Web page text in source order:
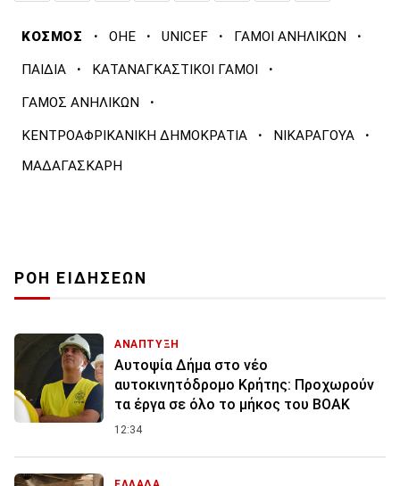
ΚΟΣΜΟΣ · ΟΗΕ · UNICEF · ΓΑΜΟΙ ΑΝΗΛΙΚΩΝ ·
ΠΑΙΔΙΑ · ΚΑΤΑΝΑΓΚΑΣΤΙΚΟΙ ΓΑΜΟΙ ·
ΓΑΜΟΣ ΑΝΗΛΙΚΩΝ ·
ΚΕΝΤΡΟΑΦΡΙΚΑΝΙΚΗ ΔΗΜΟΚΡΑΤΙΑ · ΝΙΚΑΡΑΓΟΥΑ ·
ΜΑΔΑΓΑΣΚΑΡΗ
ΡΟΗ ΕΙΔΗΣΕΩΝ
ΑΝΑΠΤΥΞΗ
Αυτοψία Δήμα στο νέο
αυτοκινητόδρομο Κρήτης: Προχωρούν
τα έργα σε όλο το μήκος του ΒΟΑΚ
12:34